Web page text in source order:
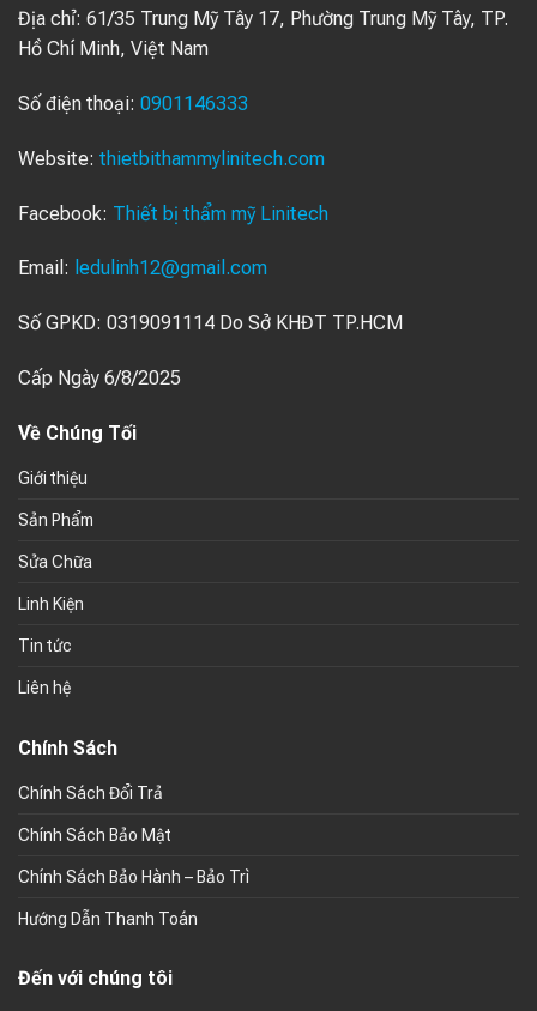
Địa chỉ: 61/35 Trung Mỹ Tây 17, Phường Trung Mỹ Tây, TP.
Hồ Chí Minh, Việt Nam
Số điện thoại: 0901146333
Website: thietbithammylinitech.com
Facebook: Thiết bị thẩm mỹ Linitech
Email: ledulinh12@gmail.com
Số GPKD: 0319091114 Do Sở KHĐT TP.HCM
Cấp Ngày 6/8/2025
Về Chúng Tối
Giới thiệu
Sản Phẩm
Sửa Chữa
Linh Kiện
Tin tức
Liên hệ
Chính Sách
Chính Sách Đổi Trả
Chính Sách Bảo Mật
Chính Sách Bảo Hành – Bảo Trì
Hướng Dẫn Thanh Toán
Đến với chúng tôi